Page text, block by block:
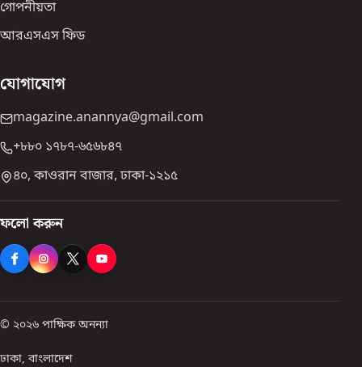
গোপনীয়তা
আরএসএস ফিড
যোগাযোগ
magazine.anannya@gmail.com
+৮৮০ ১৭৮৭-৬৫৬৮৪৭
৪০, কাওরান বাজার, ঢাকা-১২১৫
ফলো করুন
© ২০২৬ পাক্ষিক অনন্যা
ঢাকা, বাংলাদেশ